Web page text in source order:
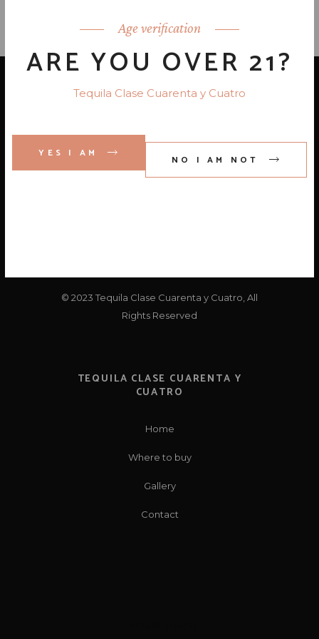
Age verification
ARE YOU OVER 21?
Tequila Clase Cuarenta y Cuatro
YES I AM
NO I AM NOT
© 2023 Tequila Clase Cuarenta y Cuatro, All
Rights Reserved
TEQUILA CLASE CUARENTA Y
CUATRO
Home
Where to buy
Gallery
Contact